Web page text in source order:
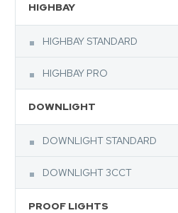
HIGHBAY
HIGHBAY STANDARD
HIGHBAY PRO
DOWNLIGHT
DOWNLIGHT STANDARD
DOWNLIGHT 3CCT
PROOF LIGHTS